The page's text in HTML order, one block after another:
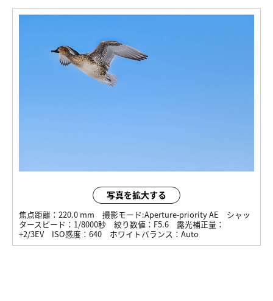
写真を拡大する
焦点距離： 220.0 mm 撮影モード:Aperture-priority AE
シャッ
タースピード： 1/8000秒 絞り数値： F5.6
露光補正量：
+2/3EV
ISO感度： 640 ホワイトバランス： Auto